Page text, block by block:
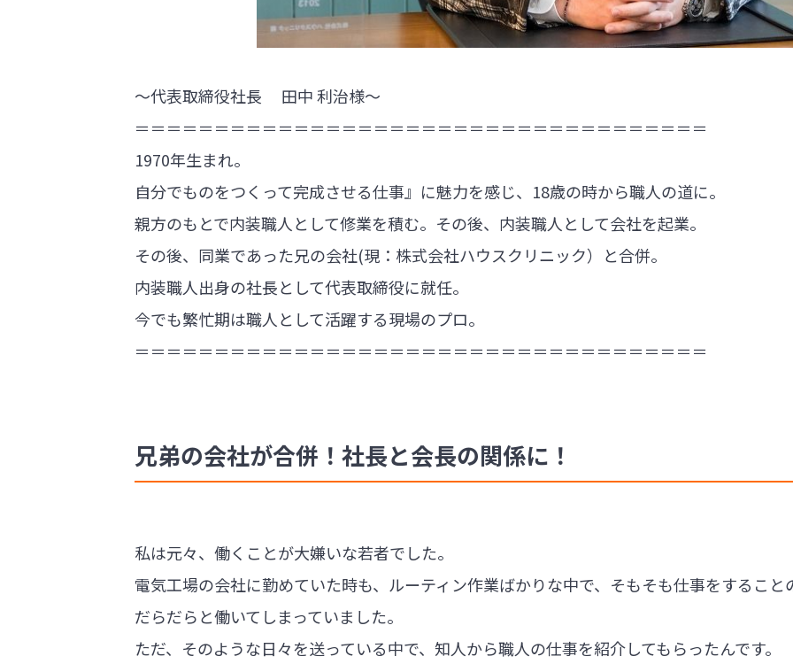
～代表取締役社長 田中 利治様～
＝＝＝＝＝＝＝＝＝＝＝＝＝＝＝＝＝＝＝＝＝＝＝＝＝＝＝＝＝＝＝＝＝＝＝＝
1970年生まれ。
自分でものをつくって完成させる仕事』に魅力を感じ、18歳の時から職人の道に。
親方のもとで内装職人として修業を積む。その後、内装職人として会社を起業。
その後、同業であった兄の会社(現：株式会社ハウスクリニック）と合併。
内装職人出身の社長として代表取締役に就任。
今でも繁忙期は職人として活躍する現場のプロ。
＝＝＝＝＝＝＝＝＝＝＝＝＝＝＝＝＝＝＝＝＝＝＝＝＝＝＝＝＝＝＝＝＝＝＝＝
兄弟の会社が合併！社長と会長の関係に！
私は元々、働くことが大嫌いな若者でした。
電気工場の会社に勤めていた時も、ルーティン作業ばかりな中で、そもそも仕事をするこ
だらだらと働いてしまっていました。
ただ、そのような日々を送っている中で、知人から職人の仕事を紹介してもらったんです。